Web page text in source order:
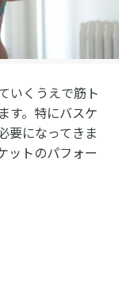
いくうえで筋ト
す。特にバスケ
要になってきま
ットのパフォー